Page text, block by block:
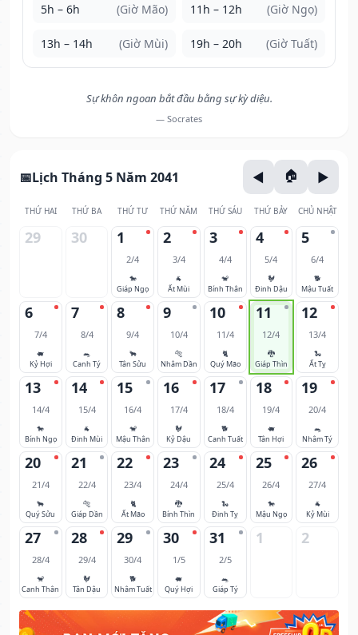
5h – 6h (Giờ Mão) 11h – 12h (Giờ Ngọ)
13h – 14h (Giờ Mùi) 19h – 20h (Giờ Tuất)
Sự khôn ngoan bắt đầu bằng sự kỳ diệu.
— Socrates
Lịch Tháng 5 Năm 2041
THỨ HAI THỨ BA THỨ TƯ THỨ NĂM THỨ SÁU THỨ BẢY CHỦ NHẬT
29 30 1
2/4
🐎
Giáp Ngọ
2
3/4
🐐
Ất Mùi
3
4/4
🐒
Bính Thân
4
5/4
🐓
Đinh Dậu
5
6/4
🐕
Mậu Tuất
6
7/4
🐖
Kỷ Hợi
7
8/4
🐀
Canh Tý
8
9/4
🐂
Tân Sửu
9
10/4
🐅
Nhâm Dần
10
11/4
🐈
Quý Mão
11
12/4
🐉
Giáp Thìn
12
13/4
🐍
Ất Tỵ
13
14/4
🐎
Bính Ngọ
14
15/4
🐐
Đinh Mùi
15
16/4
🐒
Mậu Thân
16
17/4
🐓
Kỷ Dậu
17
18/4
🐕
Canh Tuất
18
19/4
🐖
Tân Hợi
19
20/4
🐀
Nhâm Tý
20
21/4
🐂
Quý Sửu
21
22/4
🐅
Giáp Dần
22
23/4
🐈
Ất Mão
23
24/4
🐉
Bính Thìn
24
25/4
🐍
Đinh Tỵ
25
26/4
🐎
Mậu Ngọ
26
27/4
🐐
Kỷ Mùi
27
28/4
🐒
Canh Thân
28
29/4
🐓
Tân Dậu
29
30/4
🐕
Nhâm Tuất
30
1/5
🐖
Quý Hợi
31
2/5
🐀
Giáp Tý
1 2